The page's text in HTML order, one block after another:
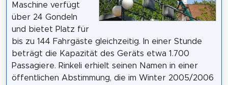
Maschine verfügt
über 24 Gondeln
und bietet Platz für
bis zu 144 Fahrgäste gleichzeitig. In einer Stunde
beträgt die Kapazität des Geräts etwa 1.700
Passagiere. Rinkeli erhielt seinen Namen in einer
öffentlichen Abstimmung, die im Winter 2005/2006